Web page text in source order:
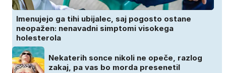
Imenujejo ga tihi ubijalec, saj pogosto ostane
neopažen: nenavadni simptomi visokega
holesterola
Nekaterih sonce nikoli ne opeče, razlog
zakaj, pa vas bo morda presenetil